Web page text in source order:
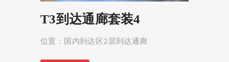
T3到达通廊套装4
位置：国内到达区2层到达通廊